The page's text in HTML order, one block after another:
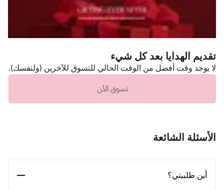
تقديم الهدايا بعد كل شيء
لا يوجد وقت أفضل من الوقت الحالي للتسوق للآخرين (ولنفسك).
تسوق الآن
الأسئلة الشائعة
أين طلبيتي؟